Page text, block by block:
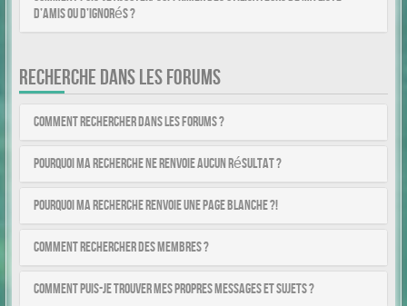
d’amis ou d’ignorés ?
RECHERCHE DANS LES FORUMS
Comment rechercher dans les forums ?
Pourquoi ma recherche ne renvoie aucun résultat ?
Pourquoi ma recherche renvoie une page blanche ?!
Comment rechercher des membres ?
Comment puis-je trouver mes propres messages et sujets ?